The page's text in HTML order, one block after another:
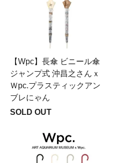
【Wpc】長傘 ビニール傘
ジャンプ式 沖昌之さんｘ
Ｗpc.プラスティックアン
ブレにゃん
SOLD OUT